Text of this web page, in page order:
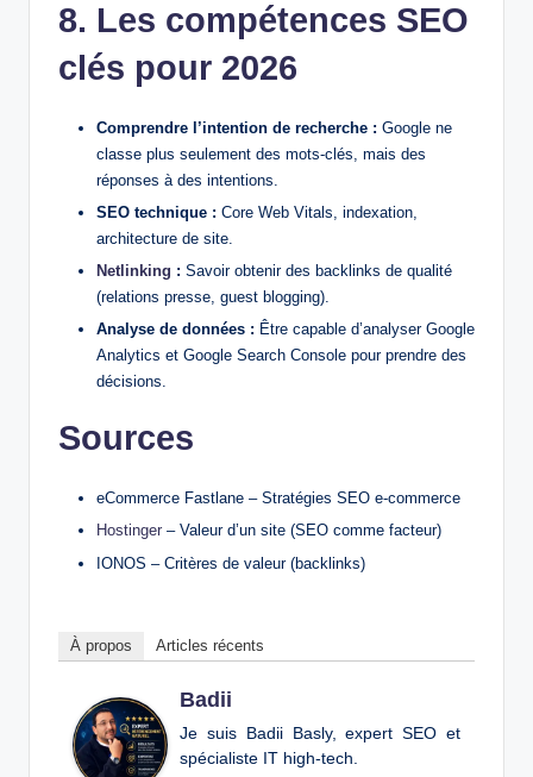
8. Les compétences SEO
clés pour 2026
Comprendre l’intention de recherche : Google ne
classe plus seulement des mots-clés, mais des
réponses à des intentions.
SEO technique : Core Web Vitals, indexation,
architecture de site.
Netlinking : Savoir obtenir des backlinks de qualité
(relations presse, guest blogging).
Analyse de données : Être capable d’analyser Google
Analytics et Google Search Console pour prendre des
décisions.
Sources
eCommerce Fastlane – Stratégies SEO e-commerce
Hostinger – Valeur d’un site (SEO comme facteur)
IONOS – Critères de valeur (backlinks)
À propos Articles récents
Badii
Je suis Badii Basly, expert SEO et
spécialiste IT high-tech.